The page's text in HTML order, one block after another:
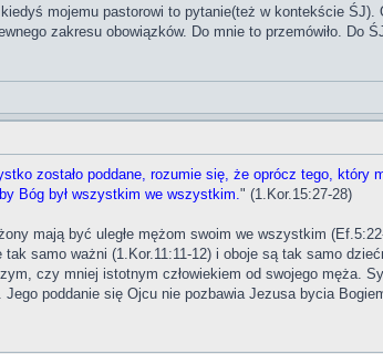
mojemu pastorowi to pytanie(też w kontekście
zakresu obowiązków. Do mnie to przemówiło. Do
zostało poddane, rozumie się, że oprócz tego, który
Bóg był wszystkim we wszystkim." (1.Kor.15:27-28)
mają być uległe mężom swoim we wszystkim
samo ważni (1.Kor.11:11-12) i oboje są tak samo
czy mniej istotnym człowiekiem od swojego męża.
poddanie się Ojcu nie pozbawia Jezusa bycia